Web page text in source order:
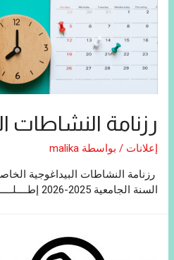
رزنامة النشاطات
إعلانات / بواسطة malika
رزنامة النشاطات البيداغوجية
السنة الجامعية 2025-2026 إطــــلـــــع